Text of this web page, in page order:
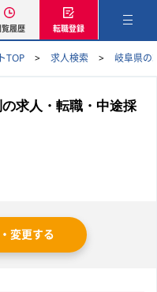
覧履歴 転職登録
TOP 求人検索 岐阜県の
求人・転職・中途採
変更する